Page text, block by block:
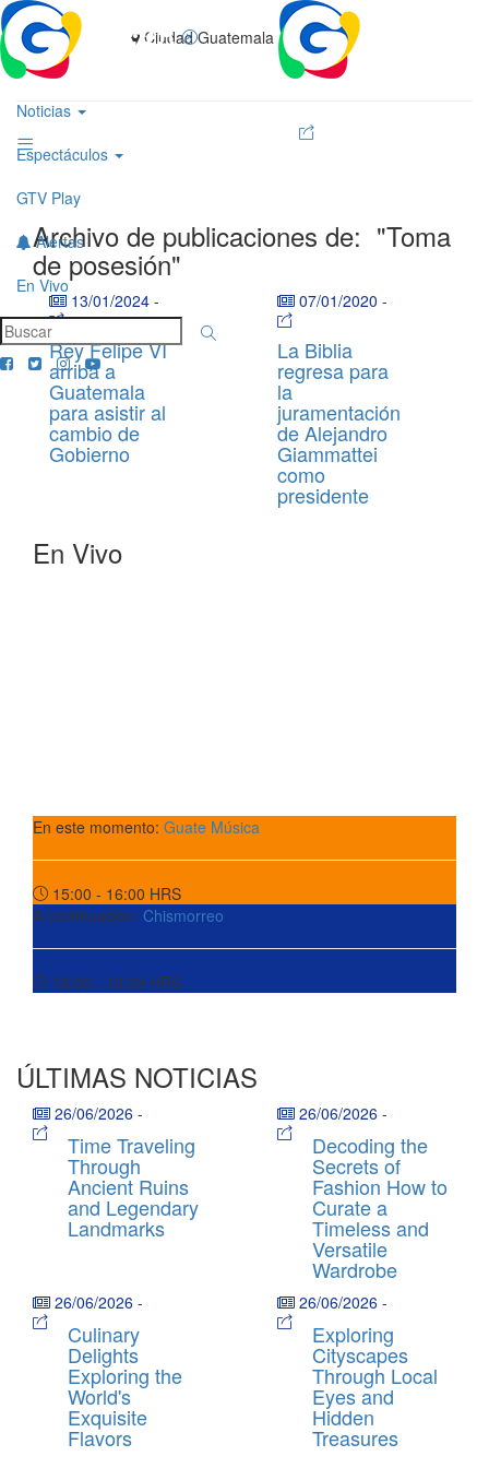
Noticias
Espectáculos
GTV Play
Alertas
En Vivo
Ciudad Guatemala
Archivo de publicaciones de: "Toma
de posesión"
13/01/2024 -
Rey Felipe VI
arriba a
Guatemala
para asistir al
cambio de
Gobierno
07/01/2020 -
La Biblia
regresa para
la
juramentación
de Alejandro
Giammattei
como
presidente
En Vivo
En este momento: Guate Música
15:00 - 16:00 HRS
A continuación: Chismorreo
18:00 - 19:00 HRS
ÚLTIMAS NOTICIAS
26/06/2026 -
Time Traveling
Through
Ancient Ruins
and Legendary
Landmarks
26/06/2026 -
Decoding the
Secrets of
Fashion How to
Curate a
Timeless and
Versatile
Wardrobe
26/06/2026 -
Culinary
Delights
Exploring the
World's
Exquisite
Flavors
26/06/2026 -
Exploring
Cityscapes
Through Local
Eyes and
Hidden
Treasures